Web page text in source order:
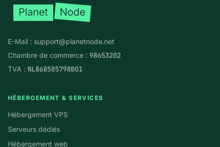
E-Mail : support@planetnode.net
Chambre de commerce : 98653202
TVA : NL868585798B01
HÉBERGEMENT & SERVICES
Hébergement VPS
Serveurs dédiés
Hébergement web